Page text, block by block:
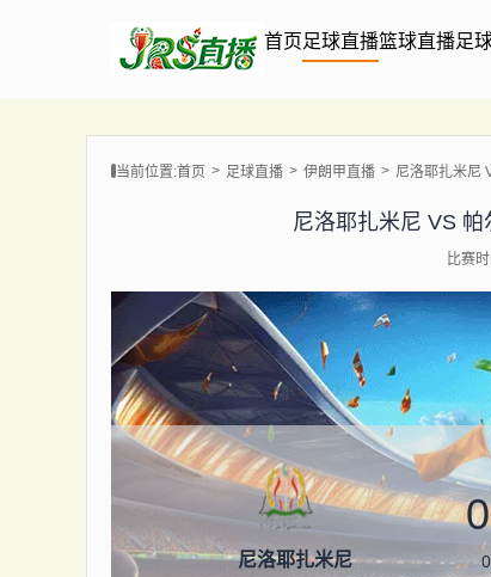
首页足球直播篮球直播足
当前位置:首页 足球直播 伊朗甲直播 尼洛耶扎米尼
尼洛耶扎米尼 VS 帕
比赛
尼洛耶扎米尼
0